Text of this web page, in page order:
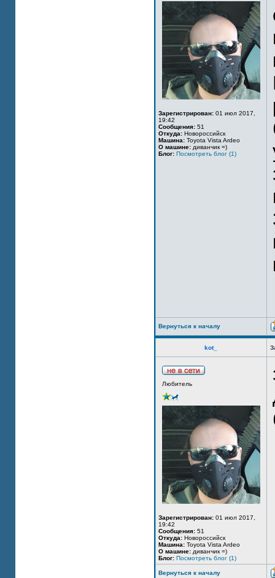
Зарегистрирован: 01 июл 2017,
19:42
Сообщения: 51
Откуда: Новороссийск
Машина: Toyota Vista Ardeo
О машине: диванчик =)
Блог: Посмотреть блог (1)
Вернуться к началу
kot_
Любитель
Зарегистрирован: 01 июл 2017,
19:42
Сообщения: 51
Откуда: Новороссийск
Машина: Toyota Vista Ardeo
О машине: диванчик =)
Блог: Посмотреть блог (1)
Вернуться к началу